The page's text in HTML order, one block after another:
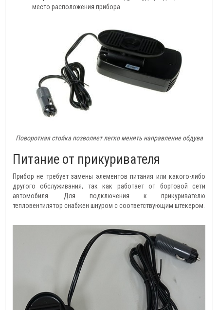
место расположения прибора.
Поворотная стойка позволяет легко менять направление обдува
Питание от прикуривателя
Прибор не требует замены элементов питания или какого-либо
другого обслуживания, так как работает от бортовой сети
автомобиля. Для подключения к прикуривателю
тепловентилятор снабжен шнуром с соответствующим штекером.